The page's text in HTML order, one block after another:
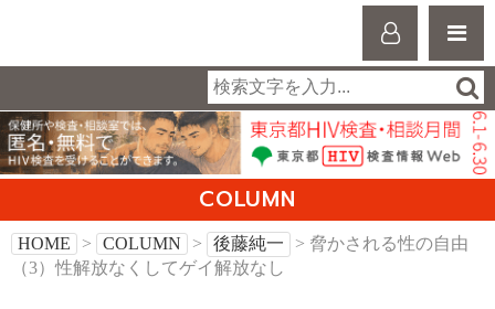
COLUMN
HOME > COLUMN > 後藤純一
> 脅かされる性の自由
（3）性解放なくしてゲイ解放なし